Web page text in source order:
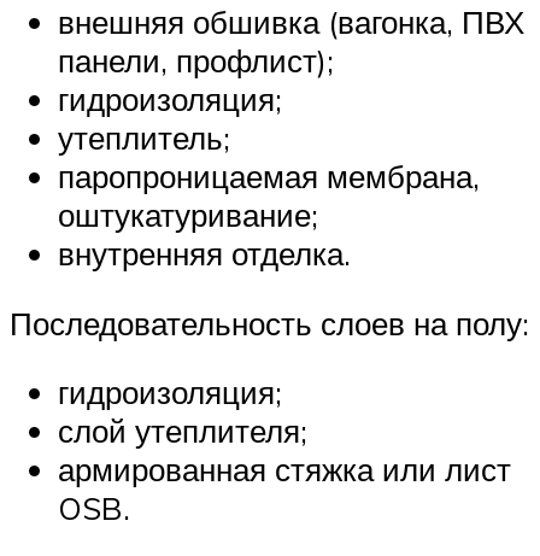
внешняя обшивка (вагонка, ПВХ
панели, профлист);
гидроизоляция;
утеплитель;
паропроницаемая мембрана,
оштукатуривание;
внутренняя отделка.
Последовательность слоев на полу:
гидроизоляция;
слой утеплителя;
армированная стяжка или лист
OSB.